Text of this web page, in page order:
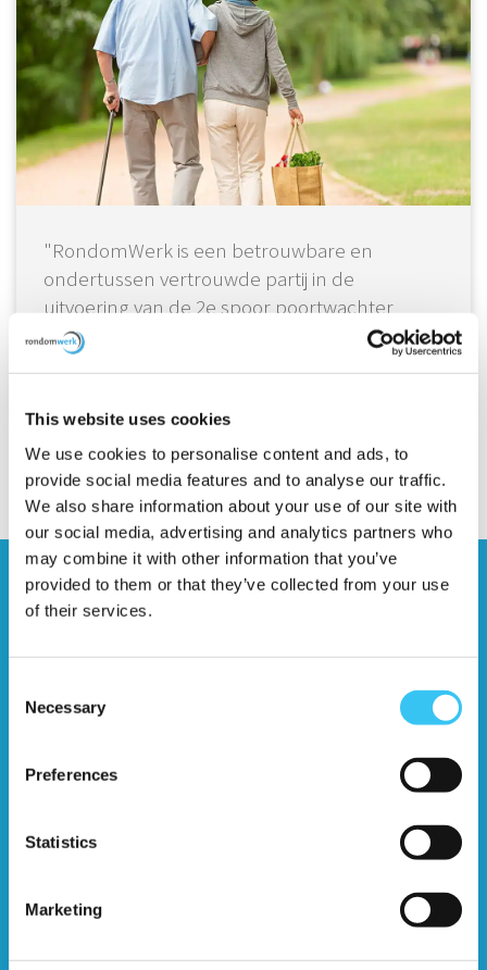
This website uses cookies
We use cookies to personalise content and ads, to
provide social media features and to analyse our traffic.
We also share information about your use of our site with
our social media, advertising and analytics partners who
may combine it with other information that you’ve
provided to them or that they’ve collected from your use
of their services.
Selection
Necessary
Preferences
Statistics
Marketing
"RondomWerk is een betrouwbare en
ondertussen vertrouwde partij in de
uitvoering van de 2e spoor poortwachter
ondersteuning"
Meer referenties